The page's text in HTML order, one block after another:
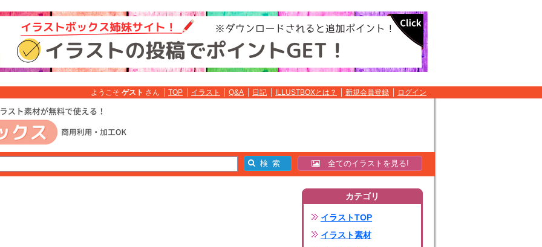
ようこそ ゲスト さん TOP イラスト Q&A 日記 ILLUSTBOXとは？ 新規会員登録 ログイン
全てのイラストを見る!
カテゴリ
イラストTOP
イラスト素材